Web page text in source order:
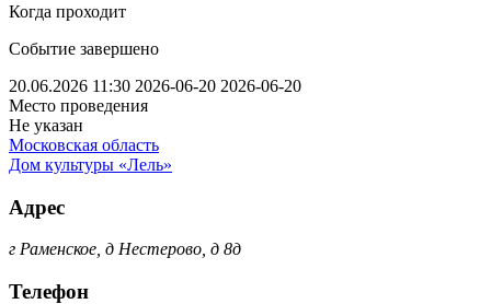
Когда проходит
Событие завершено
20.06.2026 11:30 2026-06-20 2026-06-20
Место проведения
Не указан
Московская область
Дом культуры «Лель»
Адрес
г Раменское, д Нестерово, д 8д
Телефон